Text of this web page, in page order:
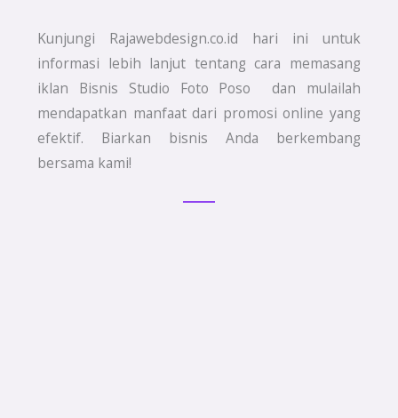
Kunjungi Rajawebdesign.co.id hari ini untuk
informasi lebih lanjut tentang cara memasang
iklan Bisnis Studio Foto Poso dan mulailah
mendapatkan manfaat dari promosi online yang
efektif. Biarkan bisnis Anda berkembang
bersama kami!